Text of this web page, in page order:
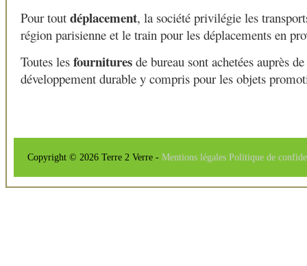
Pour tout déplacement, la société privilégie les
région parisienne et le train pour les déplacements en
Toutes les fournitures de bureau sont achetées auprès
développement durable y compris pour les objets
Copyright © 2026 Terre 2 Verre - Mentions légales Politique de